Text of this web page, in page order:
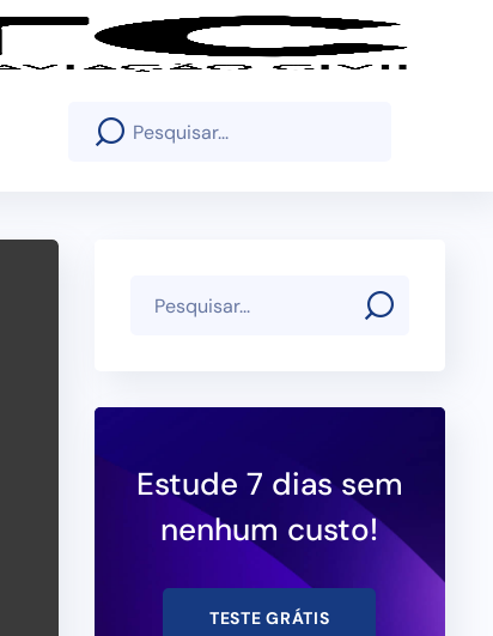
Estude 7 dias sem
nenhum custo!
TESTE GRÁTIS